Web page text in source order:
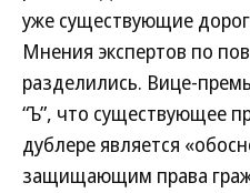
уже существующие
Мнения экспертов по
разделились. Вице-
“Ъ”, что существующее
дублере является
защищающим права